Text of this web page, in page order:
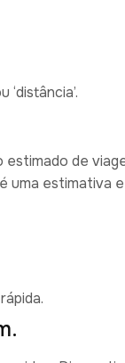
de
uma estimativa